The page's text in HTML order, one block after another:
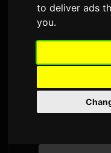
to deliver ads
you.
Autor:Sam 7 juli
TV anime
novu priču pod
ključna vizuala i